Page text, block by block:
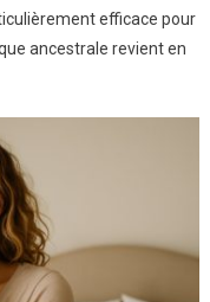
efficace pour
ancestrale revient en